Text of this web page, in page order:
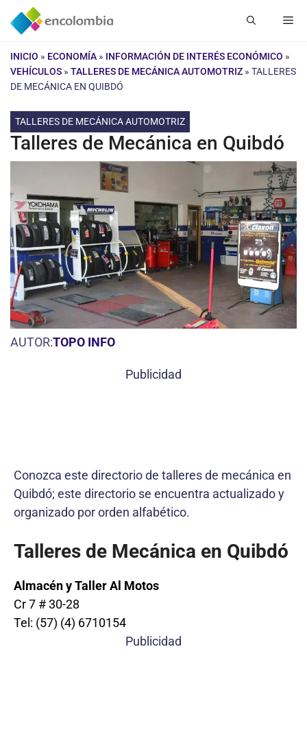
Saltar
INICIO » ECONOMÍA » INFORMACIÓN DE INTERÉS ECONÓMICO »
VEHÍCULOS » TALLERES DE MECÁNICA AUTOMOTRIZ » TALLERES
DE MECÁNICA EN QUIBDÓ
TALLERES DE MECÁNICA AUTOMOTRIZ
Talleres de Mecánica en Quibdó
AUTOR:TOPO INFO
Publicidad
Conozca este directorio de talleres de mecánica en
Quibdó; este directorio se encuentra actualizado y
organizado por orden alfabético.
Talleres de Mecánica en Quibdó
Almacén y TallerAl Motos
Cr 7 # 30-28
Tel: (57) (4) 6710154
Publicidad